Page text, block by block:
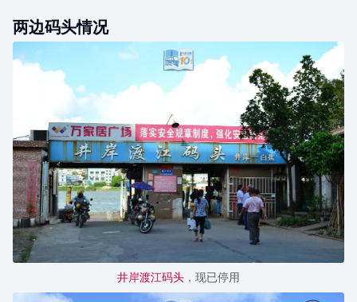
两边码头情况
井岸渡江码头 ，现已停用